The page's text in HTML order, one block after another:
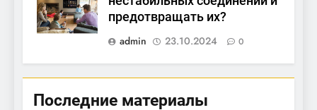
предотвращать их?
admin
23.10.2024 0
Последние материалы